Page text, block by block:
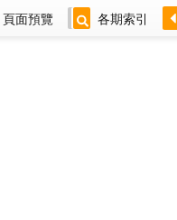
頁面預覽 各期索引